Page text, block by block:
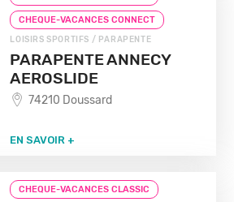
CHEQUE-VACANCES CONNECT
LOISIRS SPORTIFS / PARAPENTE
PARAPENTE ANNECY
AEROSLIDE
74210 Doussard
EN SAVOIR +
CHEQUE-VACANCES CLASSIC